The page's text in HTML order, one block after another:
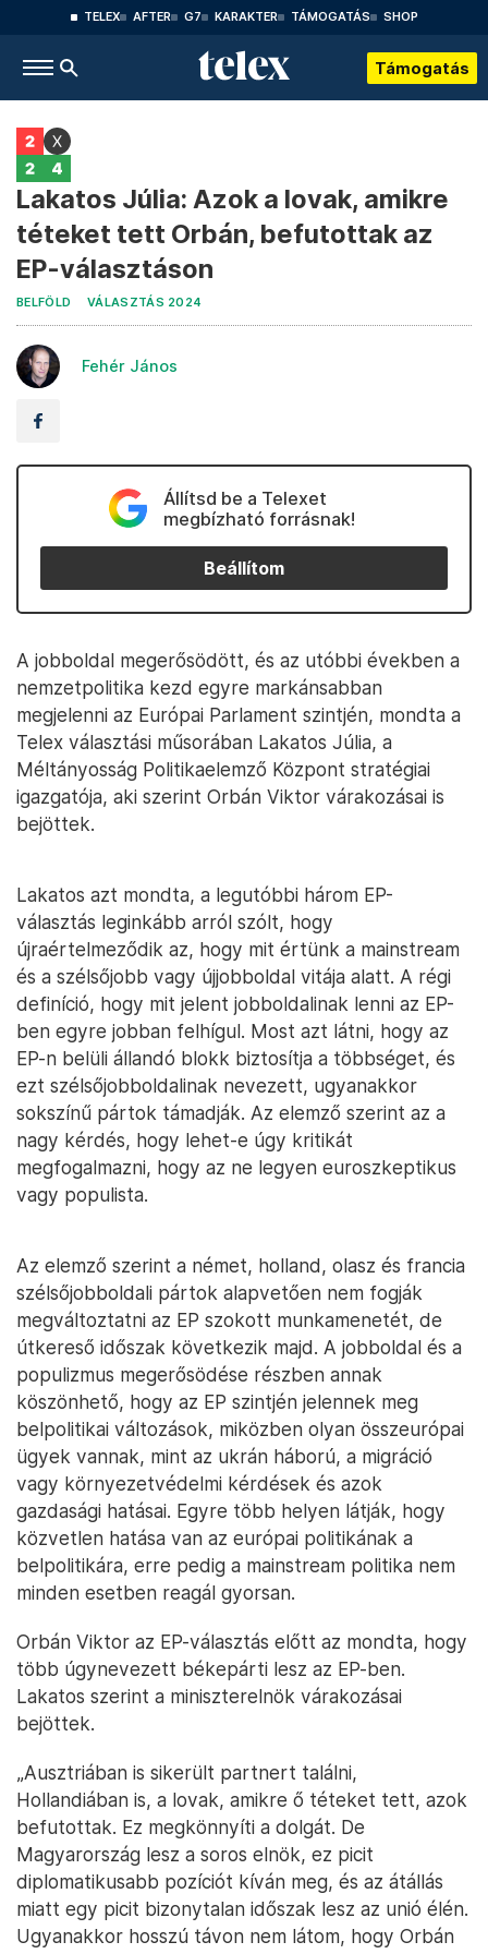
TELEX AFTER G7 KARAKTER TÁMOGATÁS SHOP
Támogatás
Lakatos Júlia: Azok a lovak, amikre
téteket tett Orbán, befutottak az
EP-választáson
BELFÖLD VÁLASZTÁS 2024
Fehér János
Állítsd be a Telexet
megbízható forrásnak!
Beállítom
A jobboldal megerősödött, és az utóbbi években a
nemzetpolitika kezd egyre markánsabban
megjelenni az Európai Parlament szintjén, mondta a
Telex választási műsorában Lakatos Júlia, a
Méltányosság Politikaelemző Központ stratégiai
igazgatója, aki szerint Orbán Viktor várakozásai is
bejöttek.
Lakatos azt mondta, a legutóbbi három EP-
választás leginkább arról szólt, hogy
újraértelmeződik az, hogy mit értünk a mainstream
és a szélsőjobb vagy újjobboldal vitája alatt. A régi
definíció, hogy mit jelent jobboldalinak lenni az EP-
ben egyre jobban felhígul. Most azt látni, hogy az
EP-n belüli állandó blokk biztosítja a többséget, és
ezt szélsőjobboldalinak nevezett, ugyanakkor
sokszínű pártok támadják. Az elemző szerint az a
nagy kérdés, hogy lehet-e úgy kritikát
megfogalmazni, hogy az ne legyen euroszkeptikus
vagy populista.
Az elemző szerint a német, holland, olasz és francia
szélsőjobboldali pártok alapvetően nem fogják
megváltoztatni az EP szokott munkamenetét, de
útkereső időszak következik majd. A jobboldal és a
populizmus megerősödése részben annak
köszönhető, hogy az EP szintjén jelennek meg
belpolitikai változások, miközben olyan összeurópai
ügyek vannak, mint az ukrán háború, a migráció
vagy környezetvédelmi kérdések és azok
gazdasági hatásai. Egyre több helyen látják, hogy
közvetlen hatása van az európai politikának a
belpolitikára, erre pedig a mainstream politika nem
minden esetben reagál gyorsan.
Orbán Viktor az EP-választás előtt az mondta, hogy
több úgynevezett békepárti lesz az EP-ben.
Lakatos szerint a miniszterelnök várakozásai
bejöttek.
„Ausztriában is sikerült partnert találni,
Hollandiában is, a lovak, amikre ő téteket tett, azok
befutottak. Ez megkönnyíti a dolgát. De
Magyarország lesz a soros elnök, ez picit
diplomatikusabb pozíciót kíván meg, és az átállás
miatt egy picit bizonytalan időszak lesz az unió élén.
Ugyanakkor hosszú távon nem látom, hogy Orbán